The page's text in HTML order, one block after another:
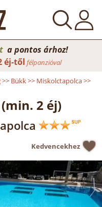
a pontos árhoz!
éj-től félpanzióval
>> Bükk>> Miskolctapolca>>
2 éj)
Kedvencekhez